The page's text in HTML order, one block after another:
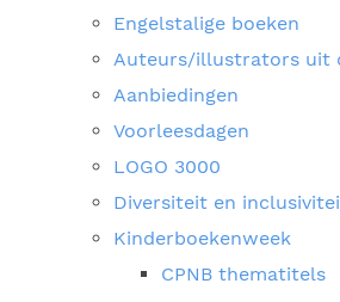
Engelstalige boeken
Auteurs/illustrators uit
Aanbiedingen
Voorleesdagen
LOGO 3000
Diversiteit en
Kinderboekenweek
CPNB thematitels